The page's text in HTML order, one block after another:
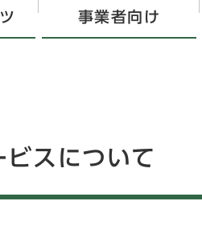
事業者向け
スについて